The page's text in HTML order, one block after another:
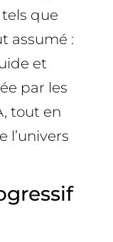
tels que
assumé :
et
par les
tout en
l’univers